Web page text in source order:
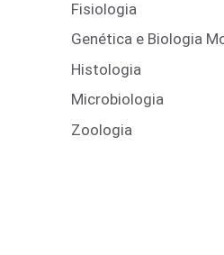
Fisiologia
Genética e Biologia
Histologia
Microbiologia
Zoologia